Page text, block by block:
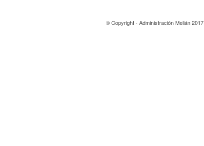
© Copyright - Administración Melián 2017